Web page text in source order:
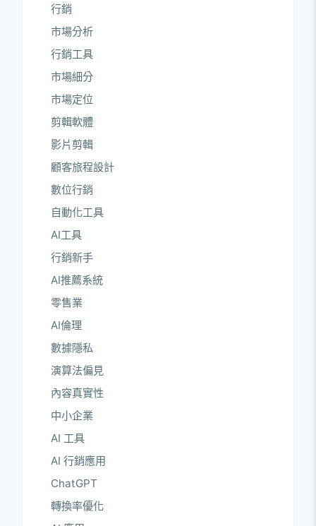
行銷
市場分析
行銷工具
市場細分
市場定位
剪輯軟體
影片剪輯
顧客旅程設計
數位行銷
自動化工具
AI工具
行銷新手
AI推薦系統
零售業
AI倫理
數據隱私
演算法偏見
內容真實性
中小企業
AI 工具
AI 行銷應用
ChatGPT
轉換率優化